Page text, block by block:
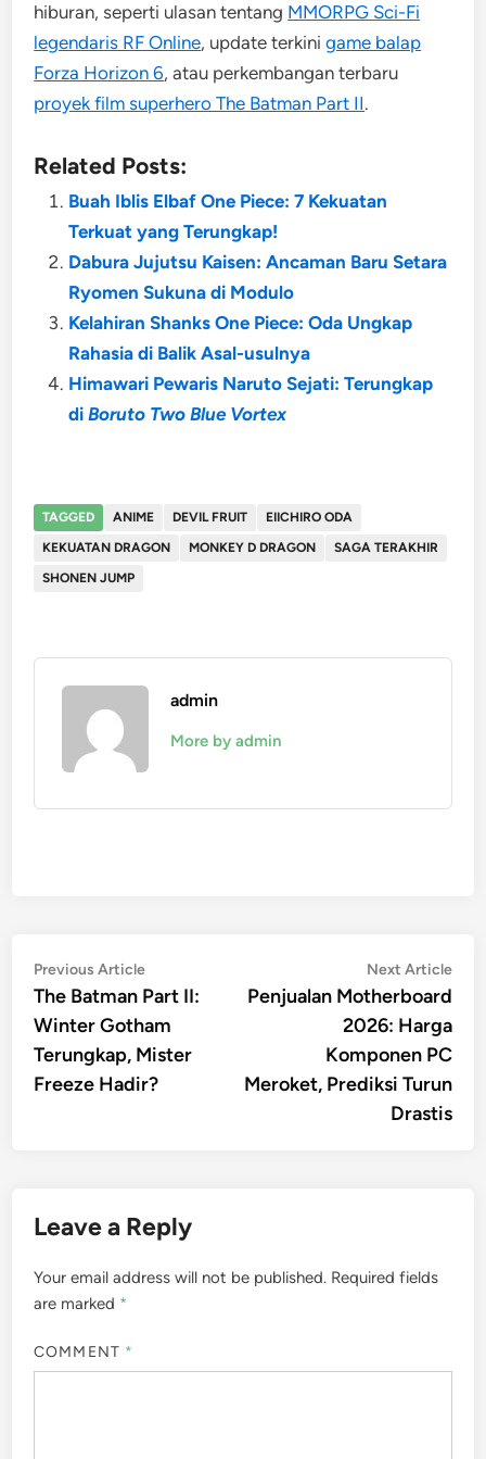
hiburan, seperti ulasan tentang MMORPG Sci-Fi
legendaris RF Online, update terkinigame balap
Forza Horizon 6, atau perkembangan terbaru
proyek film superhero The Batman Part II.
Related Posts:
Buah Iblis Elbaf One Piece: 7 Kekuatan
Terkuat yang Terungkap!
Dabura Jujutsu Kaisen: Ancaman Baru Setara
Ryomen Sukuna di Modulo
Kelahiran Shanks One Piece: Oda Ungkap
Rahasia di Balik Asal-usulnya
Himawari Pewaris Naruto Sejati: Terungkap
diBoruto Two Blue Vortex
TAGGED ANIME DEVIL FRUIT
EIICHIRO ODA
KEKUATAN DRAGON
MONKEY D DRAGON
SAGA TERAKHIR
SHONEN JUMP
admin
More by admin
Post
navigation
Previous ArticlePrevious
article:
The Batman Part II:
Winter Gotham
Terungkap, Mister
Freeze Hadir?
Next Article
Penjualan Motherboard
2026: Harga
Komponen PC
Meroket, Prediksi Turun
Drastis
Leave a Reply
Your email address will not be published. Required fields
are marked *
COMMENT *